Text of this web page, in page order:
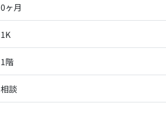
0ヶ月
1K
1階
相談